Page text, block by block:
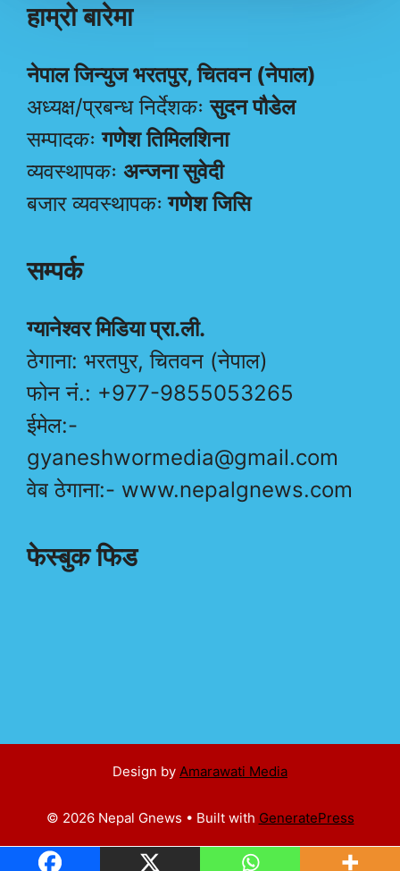
हाम्रो बारेमा
नेपाल जिन्युज भरतपुर, चितवन (नेपाल)
अध्यक्ष/प्रबन्ध निर्देशकःसुदन पौडेल
सम्पादकःगणेश तिमिलशिना
व्यवस्थापकः अन्जना सुवेदी
बजार व्यवस्थापकः गणेश जिसि
सम्पर्क
ग्यानेश्वर मिडिया प्रा.ली.
ठेगाना: भरतपुर, चितवन (नेपाल)
फोन नं.: +977-9855053265
ईमेल:-
gyaneshwormedia@gmail.com
वेब ठेगाना:- www.nepalgnews.com
फेस्बुक फिड
Design by Amarawati Media
© 2026 Nepal Gnews • Built with GeneratePress